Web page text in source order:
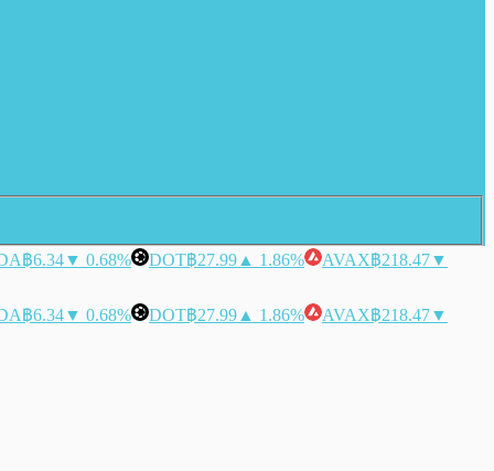
฿6.34▼ 0.68% DOT฿27.99 ▲ 1.86% AVAX฿218.47▼
฿6.34▼ 0.68% DOT฿27.99 ▲ 1.86% AVAX฿218.47▼